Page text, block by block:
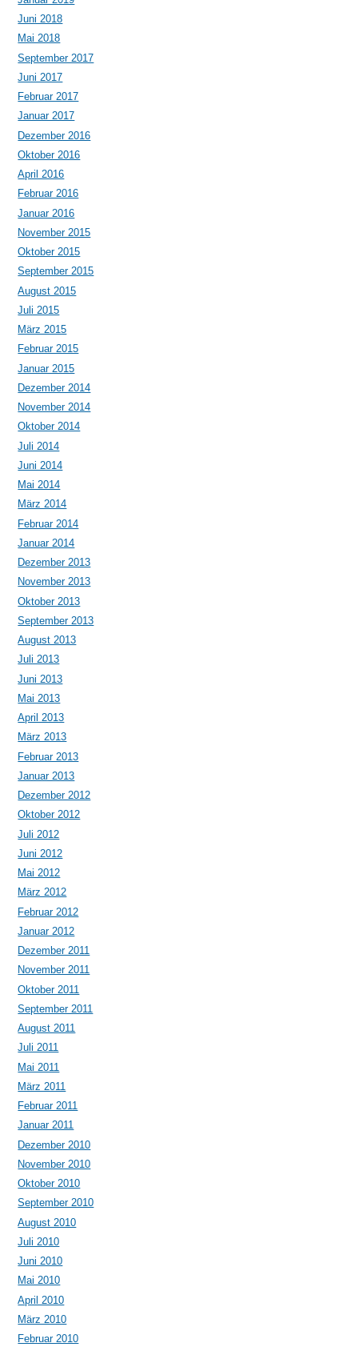
Juni 2018
Mai 2018
September 2017
Juni 2017
Februar 2017
Januar 2017
Dezember 2016
Oktober 2016
April 2016
Februar 2016
Januar 2016
November 2015
Oktober 2015
September 2015
August 2015
Juli 2015
März 2015
Februar 2015
Januar 2015
Dezember 2014
November 2014
Oktober 2014
Juli 2014
Juni 2014
Mai 2014
März 2014
Februar 2014
Januar 2014
Dezember 2013
November 2013
Oktober 2013
September 2013
August 2013
Juli 2013
Juni 2013
Mai 2013
April 2013
März 2013
Februar 2013
Januar 2013
Dezember 2012
Oktober 2012
Juli 2012
Juni 2012
Mai 2012
März 2012
Februar 2012
Januar 2012
Dezember 2011
November 2011
Oktober 2011
September 2011
August 2011
Juli 2011
Mai 2011
März 2011
Februar 2011
Januar 2011
Dezember 2010
November 2010
Oktober 2010
September 2010
August 2010
Juli 2010
Juni 2010
Mai 2010
April 2010
März 2010
Februar 2010